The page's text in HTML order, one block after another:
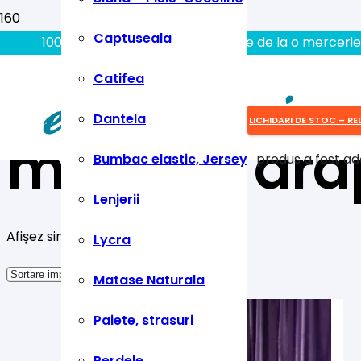
100% aici gasiti tot ce aveti nevoie de la o
Captuseala
Catifea
Dantela
Bumbac elastic, Jersey
Lenjerii
Lycra
Matase Naturala
Paiete, strasuri
LICHIDARI DE STOC –
produsa fost
material
Afișez singurul rezultat